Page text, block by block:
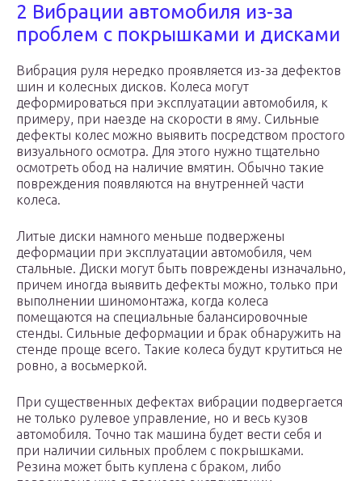
2 Вибрации автомобиля из-за
проблем с покрышками и дисками
Вибрация руля нередко проявляется из-за дефектов
шин и колесных дисков. Колеса могут
деформироваться при эксплуатации автомобиля, к
примеру, при наезде на скорости в яму. Сильные
дефекты колес можно выявить посредством простого
визуального осмотра. Для этого нужно тщательно
осмотреть обод на наличие вмятин. Обычно такие
повреждения появляются на внутренней части
колеса.
Литые диски намного меньше подвержены
деформации при эксплуатации автомобиля, чем
стальные. Диски могут быть повреждены изначально,
причем иногда выявить дефекты можно, только при
выполнении шиномонтажа, когда колеса
помещаются на специальные балансировочные
стенды. Сильные деформации и брак обнаружить на
стенде проще всего. Такие колеса будут крутиться не
ровно, а восьмеркой.
При существенных дефектах вибрации подвергается
не только рулевое управление, но и весь кузов
автомобиля. Точно так машина будет вести себя и
при наличии сильных проблем с покрышками.
Резина может быть куплена с браком, либо